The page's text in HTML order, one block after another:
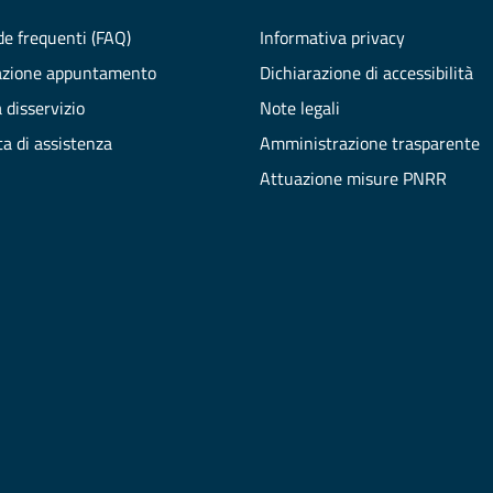
frequenti (FAQ)
appuntamento
disservizio
di assistenza
Informativa privacy
Dichiarazione di accessibilità
Note legali
Amministrazione trasparente
Attuazione misure PNRR